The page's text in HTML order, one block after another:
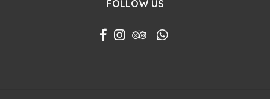
FOLLOW US